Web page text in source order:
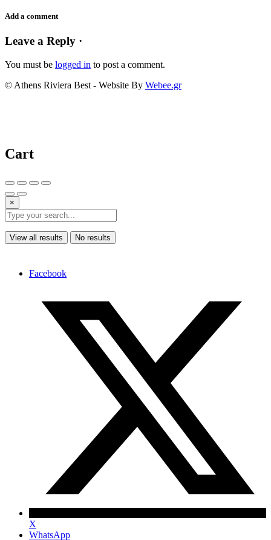
Add a comment
Leave a Reply ·
You must be logged in to post a comment.
© Athens Riviera Best - Website By Webee.gr
Cart
×
View all results No results
Facebook
X
WhatsApp